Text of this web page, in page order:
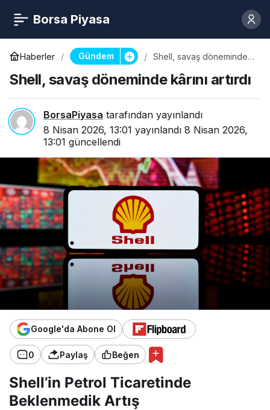
Borsa Piyasa
Haberler Gündem
Shell, savaş döneminde
Shell, savaş döneminde kârını artırdı
BorsaPiyasa tarafından yayınlandı
8 Nisan 2026, 13:01 yayınlandı 8 Nisan 2026,
13:01 güncellendi
Google'da Abone Ol
0 Paylaş Beğen
Shell’in Petrol Ticaretinde
Beklenmedik Artış